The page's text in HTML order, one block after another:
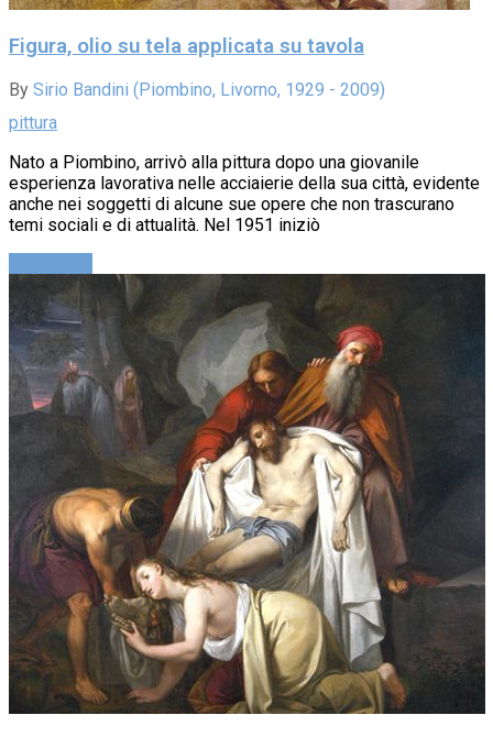
Figura, olio su tela applicata su tavola
By Sirio Bandini (Piombino, Livorno, 1929 - 2009)
pittura
Nato a Piombino, arrivò alla pittura dopo una giovanile
esperienza lavorativa nelle acciaierie della sua città, evidente
anche nei soggetti di alcune sue opere che non trascurano
temi sociali e di attualità. Nel 1951 iniziò